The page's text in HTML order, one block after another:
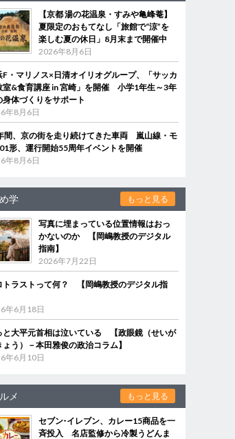
【京都 湯の花温泉・すみや亀峰菴】
夏限定のおもてなし「旅館で“涼”を
楽しむ夏の休日」8月末まで開催中
2026年8月6日
F・マリノス×日清オイリオグループ、「サッカ
室&食育講座 in 宮崎」を開催 小学1年生～3年
身体づくりをサポート
年8月6日
間、京の街を走り続けてきた車両 嵐山線・モ
形、運行開始55周年イベントを開催
年8月6日
学 もっと見る
写真に埋まっている位置情報はおっ
かないのか 【岡嶋教授のデジタル
指南】
2026年7月22日
トラストって何？ 【岡嶋教授のデジタル指
年6月18日
と大平元首相は泣いている 【政眼鏡（せいが
ょう）－本田雅俊の政治コラム】
年6月10日
メ もっと見る
セブン‐イレブン、カレー15商品を一
斉投入 名店監修から冷製うどんま